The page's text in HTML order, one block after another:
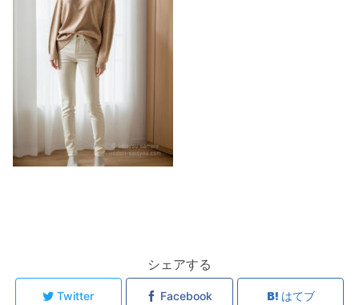
シェアする
Twitter Facebook はてブ